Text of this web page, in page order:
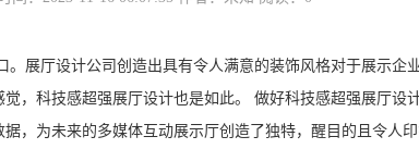
。展厅设计公司创造出具有令人满意的装饰风格对于展示企
，科技感超强展厅设计也是如此。 做好科技感超强展厅设
，为未来的多媒体互动展示厅创造了独特，醒目的且令人